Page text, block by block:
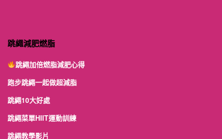
跳繩減肥燃脂
跳繩加倍燃脂減肥心得
跑步跳繩一起做超減脂
跳繩10大好處
跳繩菜單HIIT運動訓練
跳繩教學影片